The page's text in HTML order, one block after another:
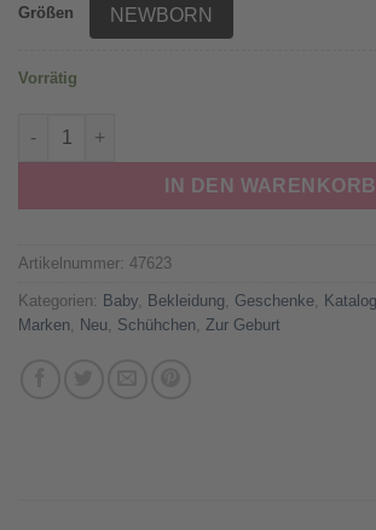
Größen NEWBORN
Vorrätig
LILLE TONI - Baby Schuhe "TONI",
IN DEN WARENKORB
Artikelnummer: 47623
Kategorien: Baby Bekleidung Geschenke Katalog
Marken
Neu Schühchen Zur Geburt